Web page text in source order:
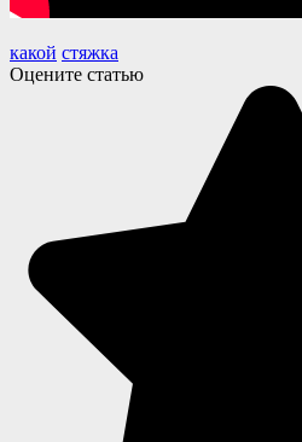
какой стяжка
Оцените статью